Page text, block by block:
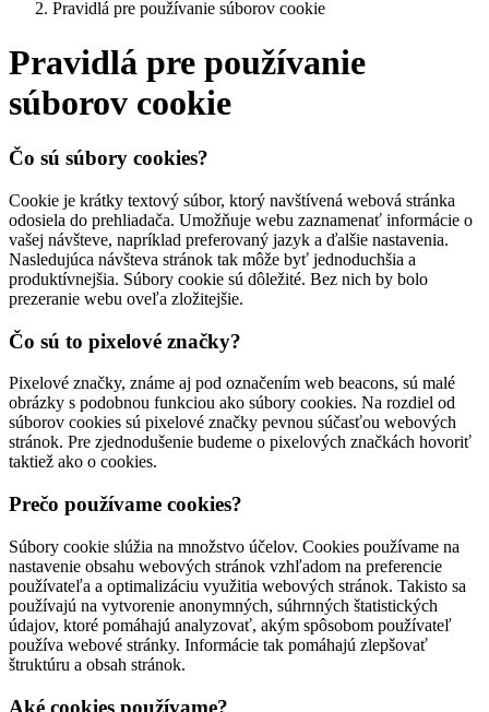
Pravidlá pre používanie súborov cookie
Pravidlá pre používanie
súborov cookie
Čo sú súbory cookies?
Cookie je krátky textový súbor, ktorý navštívená webová stránka
odosiela do prehliadača. Umožňuje webu zaznamenať informácie o
vašej návšteve, napríklad preferovaný jazyk a ďalšie nastavenia.
Nasledujúca návšteva stránok tak môže byť jednoduchšia a
produktívnejšia. Súbory cookie sú dôležité. Bez nich by bolo
prezeranie webu oveľa zložitejšie.
Čo sú to pixelové značky?
Pixelové značky, známe aj pod označením web beacons, sú malé
obrázky s podobnou funkciou ako súbory cookies. Na rozdiel od
súborov cookies sú pixelové značky pevnou súčasťou webových
stránok. Pre zjednodušenie budeme o pixelových značkách hovoriť
taktiež ako o cookies.
Prečo používame cookies?
Súbory cookie slúžia na množstvo účelov. Cookies používame na
nastavenie obsahu webových stránok vzhľadom na preferencie
používateľa a optimalizáciu využitia webových stránok. Takisto sa
používajú na vytvorenie anonymných, súhrnných štatistických
údajov, ktoré pomáhajú analyzovať, akým spôsobom používateľ
používa webové stránky. Informácie tak pomáhajú zlepšovať
štruktúru a obsah stránok.
Aké cookies používame?